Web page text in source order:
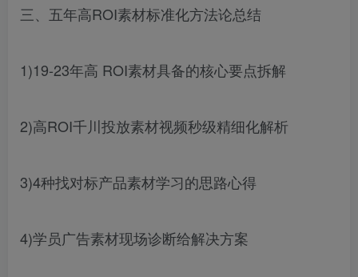
三、五年高ROI素材标准化方法论总结
1)19-23年高 ROI素材具备的核心要点拆解
2)高ROI千川投放素材视频秒级精细化解析
3)4种找对标产品素材学习的思路心得
4)学员广告素材现场诊断给解决方案